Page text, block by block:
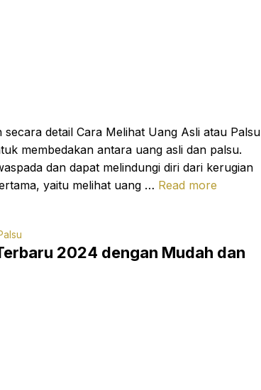
detail Cara Melihat Uang Asli atau Palsu
membedakan antara uang asli dan palsu.
dan dapat melindungi diri dari kerugian
yaitu melihat uang … Read more
2024 dengan Mudah dan